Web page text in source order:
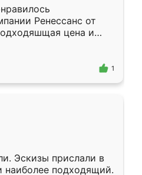
Ренессанс от
цена и
Приехавший
Владислав
эскизу самый
1
Эскизы прислали в
наиболее подходящий.